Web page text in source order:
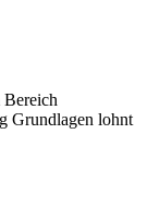
Grundlagen lohnt